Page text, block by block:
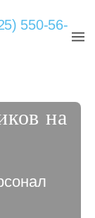
550-56-
на